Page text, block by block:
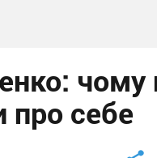
чому
про себе